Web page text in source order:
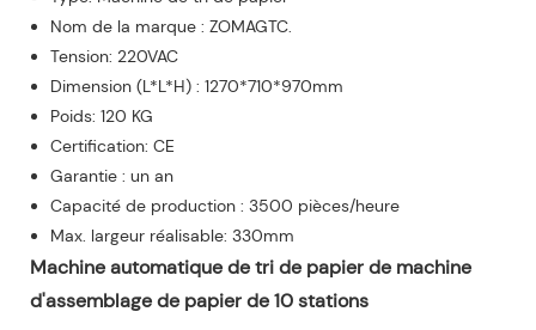
Nom de la marque : ZOMAGTC.
Tension: 220VAC
Dimension (L*L*H) : 1270*710*970mm
Poids: 120 KG
Certification: CE
Garantie : un an
Capacité de production : 3500 pièces/heure
Max. largeur réalisable: 330mm
Machine automatique de tri de papier de machine
d'assemblage de papier de 10 stations